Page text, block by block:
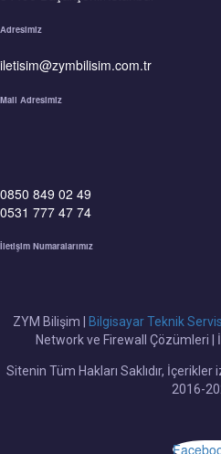
Adresimiz
iletisim@zymbilisim.com.tr
Mail Adresimiz
0850 849 02 49
0531 777 47 74
İletişim Numaralarımız
ZYM Bilişim | Bilgisayar Teknik
Network ve Firewall Çözümleri |
Sitenin Tüm Hakları Saklıdır,
2016-